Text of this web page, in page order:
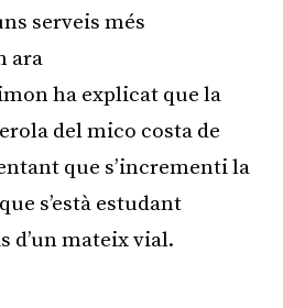
serveis més
ara
ha explicat que la
del mico costa de
que s’incrementi la
s’està estudant
d’un mateix vial.